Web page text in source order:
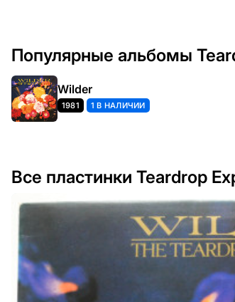
Популярные альбомы
Wilder
1981 1 В НАЛИЧИИ
Все пластинки Teardrop